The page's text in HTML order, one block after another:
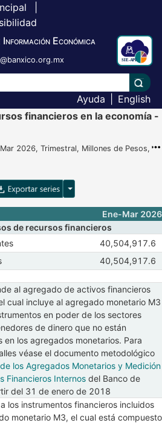
Información Económica
Ayuda
English
financieros en la economía -
2026, Trimestral, Millones de Pesos,
para exportar cuadroOpciones para exportar
las series
Ene-Mar 2026
de recursos financieros
de Total de fuentes
Observaciones
Jul-Sep 2025
40,504,917.6
de Total de usos
Observaciones
Jul-Sep 2025
40,504,917.6
al agregado de activos financieros
cual incluye al agregado monetario M3
en poder de los sectores
de dinero que no están
en los agregados monetarios. Para
véase el documento metodológico
los Agregados Monetarios y Medición
Financieros Internos del Banco de
del 31 de enero de 2018
los instrumentos financieros incluidos
monetario M3, el cual está compuesto